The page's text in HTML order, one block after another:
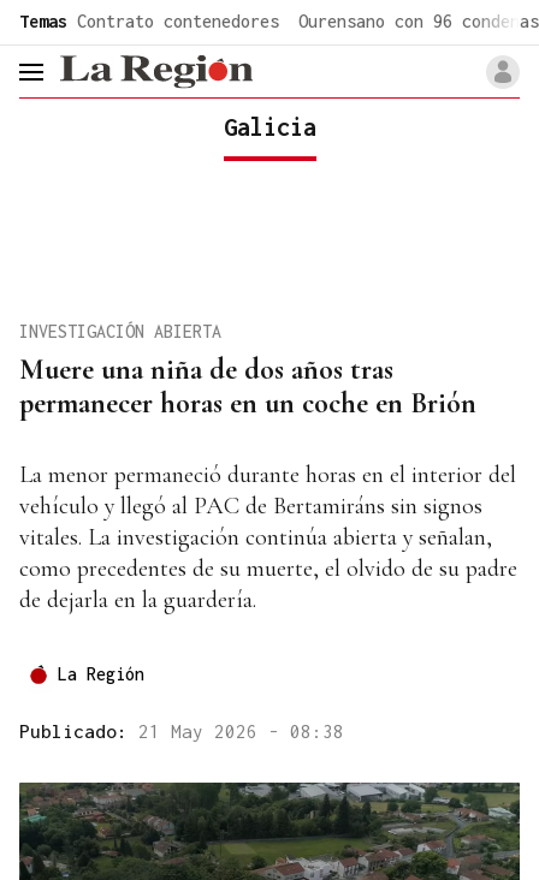
Temas Contrato contenedores Ourensano con 96 condenas
header.menu.open
Galicia
Muere una niña de dos años tras
permanecer horas en un coche en Brión
INVESTIGACIÓN ABIERTA
La menor permaneció durante horas en el interior del
vehículo y llegó al PAC de Bertamiráns sin signos
vitales. La investigación continúa abierta y señalan,
como precedentes de su muerte, el olvido de su padre
de dejarla en la guardería.
La Región
Publicado: 21 May 2026 - 08:38